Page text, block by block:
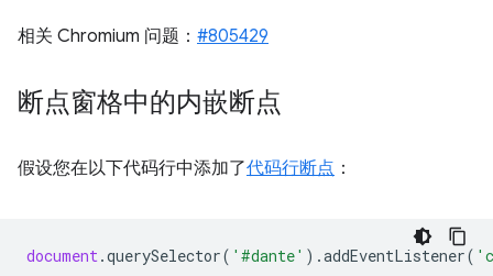
相关 Chromium 问题： #805429
断点窗格中的内嵌断点
假设您在以下代码行中添加了代码行断点 ：
document .querySelector( '#dante' ).addEventListener(